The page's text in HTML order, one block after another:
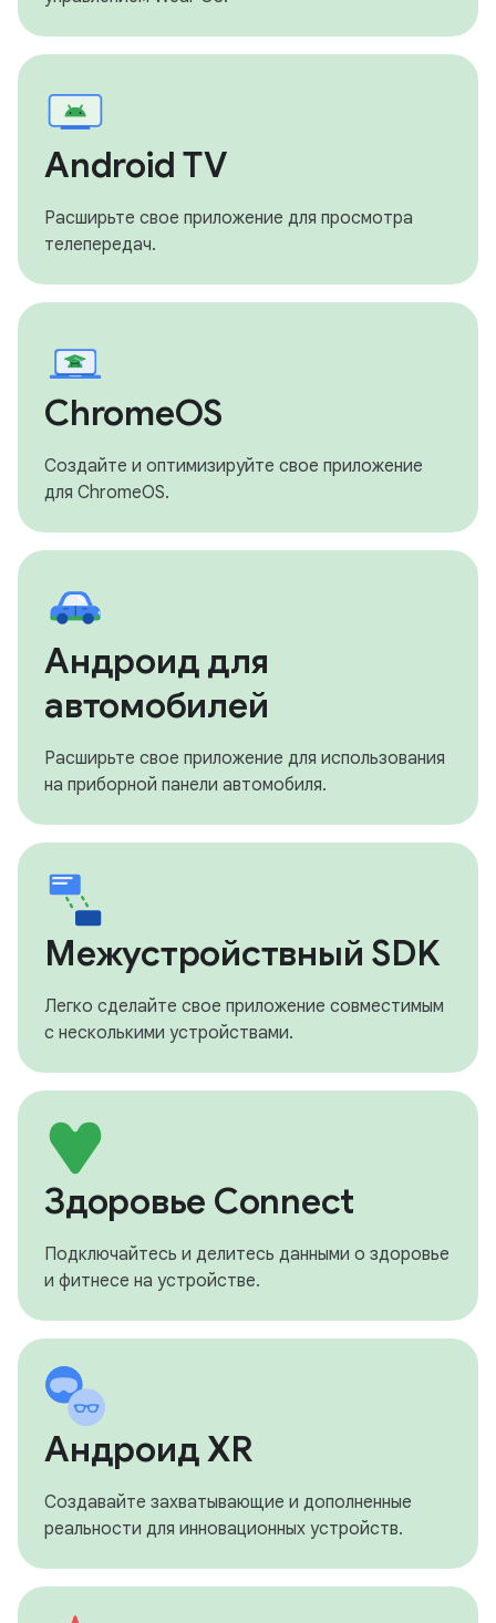
Android TV
Расширьте свое приложение для просмотра
телепередач.
ChromeOS
Создайте и оптимизируйте свое приложение
для ChromeOS.
Андроид для
автомобилей
Расширьте свое приложение для использования
на приборной панели автомобиля.
Межустройствный SDK
Легко сделайте свое приложение совместимым
с несколькими устройствами.
Здоровье Connect
Подключайтесь и делитесь данными о здоровье
и фитнесе на устройстве.
Андроид XR
Создавайте захватывающие и дополненные
реальности для инновационных устройств.